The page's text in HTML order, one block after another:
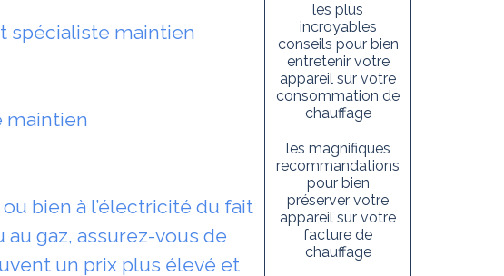
spécialiste maintien
maintien
bien à l’électricité du fait
gaz, assurez-vous de
un prix plus élevé et
les plus
incroyables
conseils pour bien
entretenir votre
appareil sur votre
consommation de
chauffage
les magnifiques
recommandations
pour bien
préserver votre
appareil sur votre
facture de
chauffage